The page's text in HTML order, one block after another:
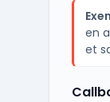
en
et